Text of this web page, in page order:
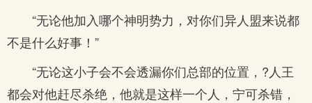
“无论他加入哪个神明势力，对你们异人盟来说都
不是什么好事！”
“无论这小子会不会透漏你们总部的位置，?人王
都会对他赶尽杀绝，他就是这样一个人，宁可杀错，